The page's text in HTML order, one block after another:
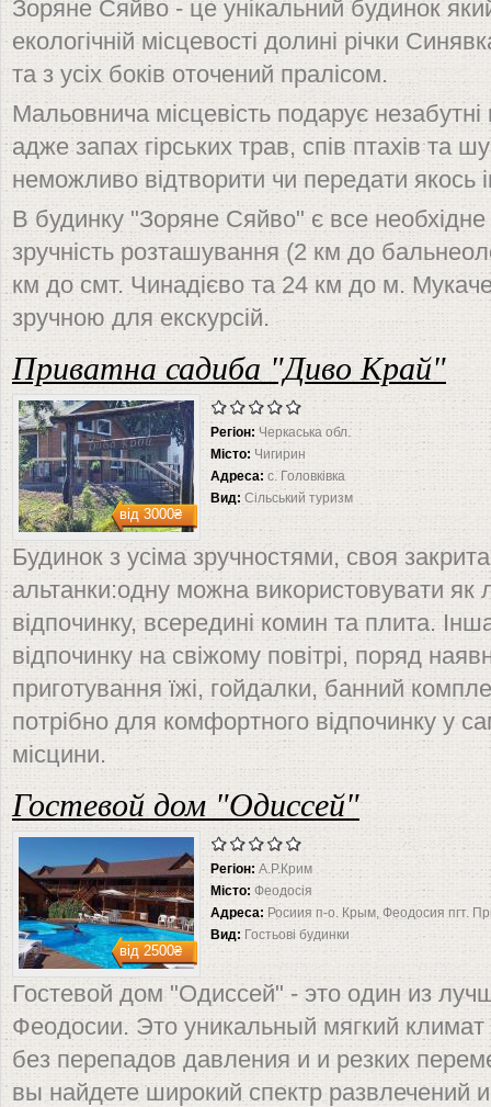
Зоряне Сяйво - це унікальний будинок
екологічній місцевості долині річки
та з усіх боків оточений пралісом.
Мальовнича місцевість подарує
адже запах гірських трав, спів птахів та
неможливо відтворити чи передати якось
В будинку "Зоряне Сяйво" є все
зручність розташування (2 км до
км до смт. Чинадієво та 24 км до м.
зручною для екскурсій.
Приватна садиба "Диво Край"
від3000₴
Регіон:Черкаська обл.
Місто: Чигирин
Адреса: с. Головківка
Вид: Сільський туризм
Будинок з усіма зручностями, своя
альтанки:одну можна використовувати як
відпочинку, всередині комин та плита.
відпочинку на свіжому повітрі, поряд
приготування їжі, гойдалки, банний
потрібно для комфортного відпочинку у
місцини.
Гостевой дом "Одиссей"
від2500₴
Регіон: А.Р.Крим
Місто: Феодосія
Адреса: Росиия п-о. Крым, Феодосия пгт.
Вид: Гостьові будинки
Гостевой дом "Одиссей" - это один из
Феодосии. Это уникальный мягкий
без перепадов давления и и резких
вы найдете широкий спектр развлечений